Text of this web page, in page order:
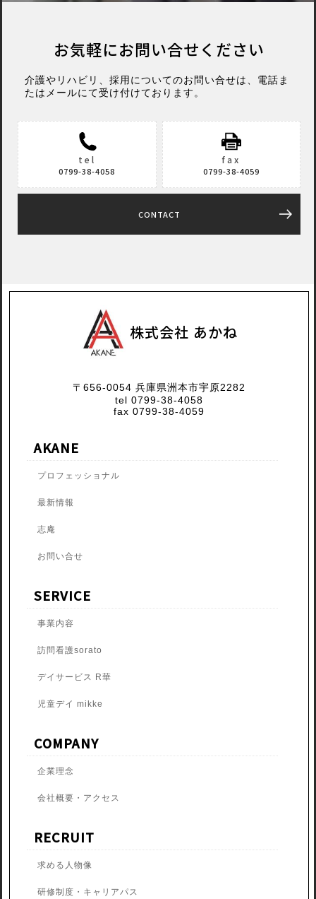
お気軽にお問い合せください
介護やリハビリ、採用についてのお問い合せは、電話ま
たはメールにて受け付けております。
tel
0799-38-4058
fax
0799-38-4059
CONTACT
株式会社 あかね
〒656-0054 兵庫県洲本市宇原2282
tel 0799-38-4058
fax 0799-38-4059
AKANE
プロフェッショナル
最新情報
志庵
お問い合せ
SERVICE
事業内容
訪問看護sorato
デイサービス R華
児童デイ mikke
COMPANY
企業理念
会社概要・アクセス
RECRUIT
求める人物像
研修制度・ キャリアパス